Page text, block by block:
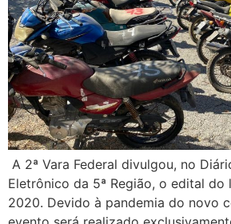
A 2ª Vara Federal divulgou, no
Eletrônico da 5ª Região, o edital do
2020. Devido à pandemia do novo